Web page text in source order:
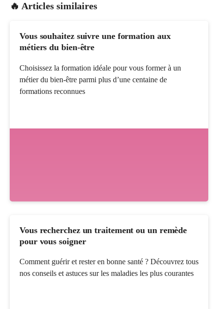
🔥 Articles similaires
Vous souhaitez suivre une formation aux
métiers du bien-être
Choisissez la formation idéale pour vous former à un
métier du bien-être parmi plus d’une centaine de
formations reconnues
Vous recherchez un traitement ou un remède
pour vous soigner
Comment guérir et rester en bonne santé ? Découvrez tous
nos conseils et astuces sur les maladies les plus courantes